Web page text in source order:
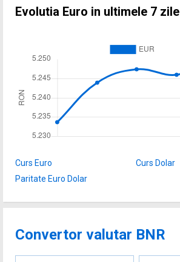
Evolutia Euro in ultimele 7 zile
Curs Euro
Curs Dolar
Paritate Euro Dolar
Convertor valutar BNR